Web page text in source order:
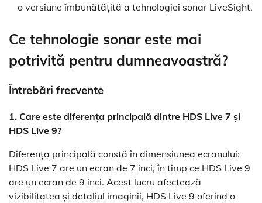
o versiune îmbunătățită a tehnologiei sonar LiveSight.
Ce tehnologie sonar este mai
potrivită pentru dumneavoastră?
Întrebări frecvente
1. Care este diferența principală dintre HDS Live 7 și
HDS Live 9?
Diferența principală constă în dimensiunea ecranului:
HDS Live 7 are un ecran de 7 inci, în timp ce HDS Live 9
are un ecran de 9 inci. Acest lucru afectează
vizibilitatea și detaliul imaginii, HDS Live 9 oferind o